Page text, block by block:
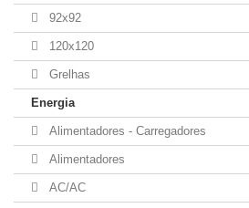
92x92
120x120
Grelhas
Energia
Alimentadores - Carregadores
Alimentadores
AC/AC